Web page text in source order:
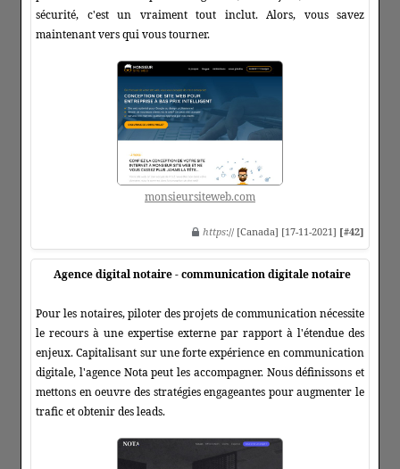
sécurité, c'est un vraiment tout inclut. Alors, vous savez
maintenant vers qui vous tourner.
monsieursiteweb.com
https:// [Canada] [17-11-2021] [#42]
Agence digital notaire - communication digitale notaire
Pour les notaires, piloter des projets de communication nécessite
le recours à une expertise externe par rapport à l'étendue des
enjeux. Capitalisant sur une forte expérience en communication
digitale, l'agence Nota peut les accompagner. Nous définissons et
mettons en oeuvre des stratégies engageantes pour augmenter le
trafic et obtenir des leads.